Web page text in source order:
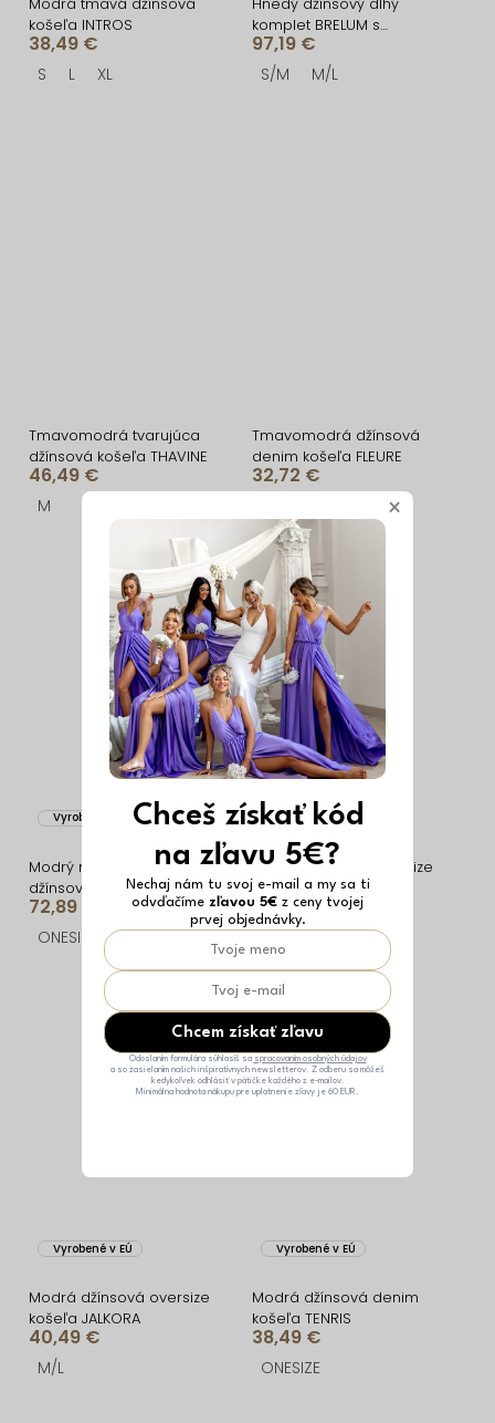
Modrá tmavá džínsová
košeľa INTROS
38,49 €
S L XL
Hnedý džínsový dlhý
komplet BRELUM s
košeľou
97,19 €
S/M M/L
Tmavomodrá tvarujúca
džínsová košeľa THAVINE
46,49 €
M
Tmavomodrá džínsová
denim košeľa FLEURE
32,72 €
Vyrobené v EÚ
Modrý nohavicový
džínsový komplet
AMBRON s košeľou
72,89 €
ONESIZE
Vyrobené v EÚ
Modrá džínsová oversize
košeľa TANROS
38,49 €
ONESIZE
Vyrobené v EÚ
Modrá džínsová oversize
košeľa JALKORA
40,49 €
M/L
Vyrobené v EÚ
Modrá džínsová denim
košeľa TENRIS
38,49 €
ONESIZE
×
Chceš získať kód
na zľavu 5€?
Nechaj nám tu svoj e-mail a my sa ti
odvďačíme zľavou 5€ z ceny tvojej
prvej objednávky.
Chcem získať zľavu
Odoslaním formulára súhlasíš sa spracovaním osobných údajov
a so zasielaním našich inšpiratívnych newsletterov. Z odberu sa môžeš
kedykoľvek odhlásiť v pätičke každého z e-mailov.
Minimálna hodnota nákupu pre uplatnenie zľavy je 60 EUR.